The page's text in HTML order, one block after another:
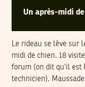
Un après-midi
Le rideau se lève sur
midi de chien. 18
forum (on dit qu’il est
technicien).